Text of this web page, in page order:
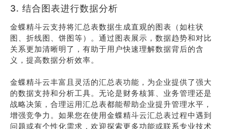
3. 结合图表进行数据分析
金蝶精斗云支持将汇总表数据生成直观的图表（如柱状
图、折线图、饼图等）。通过图表展示，数据趋势和对比
关系更加清晰明了，有助于用户快速理解数据背后的含
义，提高数据分析效率。
金蝶精斗云丰富且灵活的汇总表功能，为企业提供了强大
的数据支持和分析工具。无论是财务核算、业务管理还是
战略决策，合理运用汇总表都能帮助企业提升管理水平，
增强竞争力。如果您在使用金蝶精斗云汇总表过程中遇到
问题或有个性化需求，欢迎探索更多功能或联系专业技术